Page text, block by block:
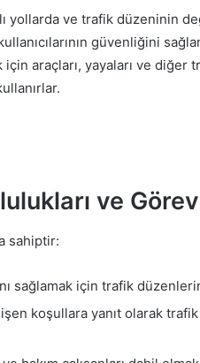
yollarda ve trafik düzeninin
güvenliğini
için araçları, yayaları ve diğer
ve
sahiptir:
sağlamak için trafik
koşullara yanıt olarak